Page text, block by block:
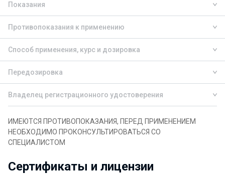
Показания
Противопоказания к применению
Способ применения, курс и дозировка
Передозировка
Владелец регистрационного удостоверения
ИМЕЮТСЯ ПРОТИВОПОКАЗАНИЯ, ПЕРЕД ПРИМЕНЕНИЕМ
НЕОБХОДИМО ПРОКОНСУЛЬТИРОВАТЬСЯ СО
СПЕЦИАЛИСТОМ
Сертификаты и лицензии